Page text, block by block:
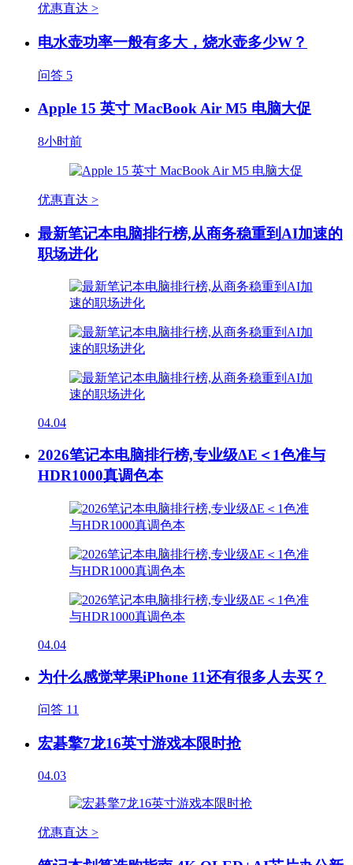
优惠直达 >
电水壶功率一般有多大，烧水壶多少W？
问答 5
Apple 15 英寸 MacBook Air M5 电脑大促
8小时前
优惠直达 >
最新笔记本电脑排行榜,从商务稳重到AI加速的
职场进化
04.04
2026笔记本电脑排行榜,专业级ΔE＜1色准与
HDR1000真调色本
04.04
为什么感觉苹果iPhone 11还有很多人去买？
问答 11
宏碁擎7龙16英寸游戏本限时抢
04.03
优惠直达 >